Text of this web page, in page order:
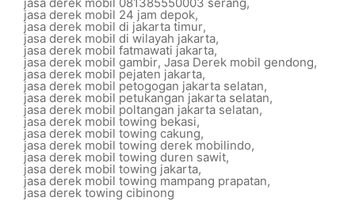
jasa derek mobil 24 jam depok,
jasa derek mobil di jakarta timur,
jasa derek mobil di wilayah jakarta,
jasa derek mobil fatmawati jakarta,
jasa derek mobil gambir, Jasa Derek mobil gendong,
jasa derek mobil pejaten jakarta,
jasa derek mobil petogogan jakarta selatan,
jasa derek mobil petukangan jakarta selatan,
jasa derek mobil poltangan jakarta selatan,
jasa derek mobil towing bekasi,
jasa derek mobil towing cakung,
jasa derek mobil towing derek mobilindo,
jasa derek mobil towing duren sawit,
jasa derek mobil towing jakarta,
jasa derek mobil towing mampang prapatan,
jasa derek towing cibinong